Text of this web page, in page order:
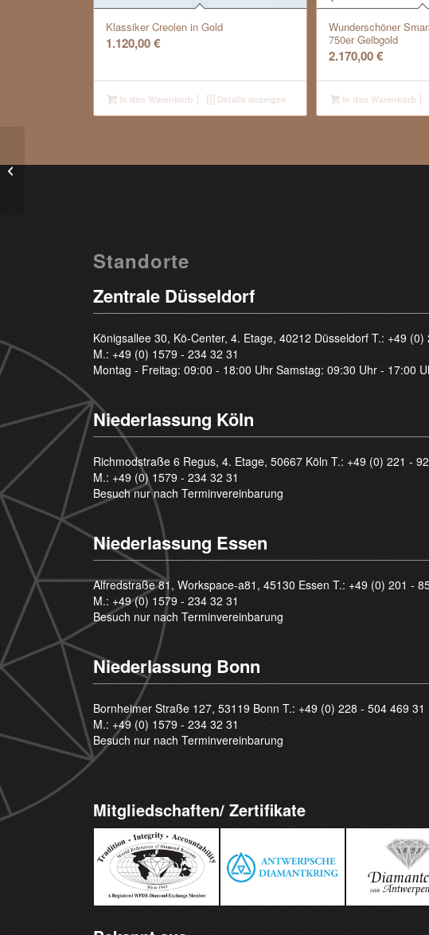
Klassiker Creolen in Gold
1.120,00€
In den Warenkorb Details anzeigen
Wunderschöner
750er Gelbgold
2.170,00€
In den Warenkorb
Standorte
Zentrale Düsseldorf
Königsallee 30, Kö-Center, 4. Etage, 40212 Düsseldorf T.: +49 (0)
M.: +49 (0) 1579 - 234 32 31
Montag - Freitag: 09:00 - 18:00 Uhr Samstag: 09:30 Uhr - 17:00
Niederlassung Köln
Richmodstraße 6 Regus, 4. Etage, 50667 Köln T.: +49 (0) 221 -
M.: +49 (0) 1579 - 234 32 31
Besuch nur nach Terminvereinbarung
Niederlassung Essen
Alfredstraße 81, Workspace-a81, 45130 Essen T.: +49 (0) 201 -
M.: +49 (0) 1579 - 234 32 31
Besuch nur nach Terminvereinbarung
Niederlassung Bonn
Bornheimer Straße 127, 53119 Bonn T.: +49 (0) 228 - 504 469 31
M.: +49 (0) 1579 - 234 32 31
Besuch nur nach Terminvereinbarung
Mitgliedschaften/ Zertifikate
Tiffany & Co. Solitaire Verlobungsring